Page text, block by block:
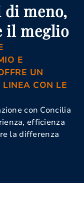
meno,
il meglio
E
UN
CON LE
con Concilia
efficienza
la differenza